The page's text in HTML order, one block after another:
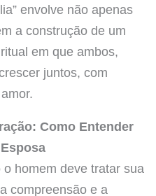
envolve não apenas
a construção de um
em que ambos,
juntos, com
Como Entender
homem deve tratar sua
compreensão e a